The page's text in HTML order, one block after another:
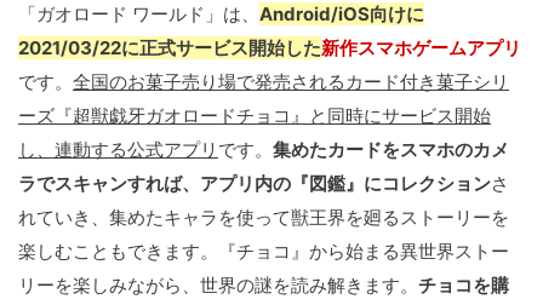
「ガオロード ワールド」は、 Android/iOS向けに
2021/03/22に正式サービス開始した新作スマホゲームアプリ
です。 全国のお菓子売り場で発売されるカード付き菓子シリ
ーズ『超獣戯牙ガオロードチョコ』と同時にサービス開始
し、連動する公式アプリ です。 集めたカードをスマホのカメ
ラでスキャンすれば、アプリ内の『図鑑』にコレクションさ
れていき、集めたキャラを使って獣王界を廻るストーリーを
楽しむこともできます。『チョコ』から始まる異世界ストー
リーを楽しみながら、世界の謎を読み解きます。 チョコを購